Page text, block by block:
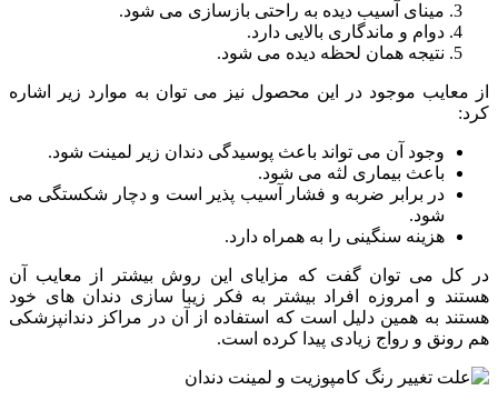
مینای آسیب دیده به راحتی بازسازی می شود.
دوام و ماندگاری بالایی دارد.
نتیجه همان لحظه دیده می شود.
از معایب موجود در این محصول نیز می توان به موارد زیر اشاره
کرد:
وجود آن می تواند باعث پوسیدگی دندان زیر لمینت شود.
باعث بیماری لثه می شود.
در برابر ضربه و فشار آسیب پذیر است و دچار شکستگی می
شود.
هزینه سنگینی را به همراه دارد.
در کل می توان گفت که مزایای این روش بیشتر از معایب آن
هستند و امروزه افراد بیشتر به فکر زیبا سازی دندان های خود
هستند به همین دلیل است که استفاده از آن در مراکز دندانپزشکی
هم رونق و رواج زیادی پیدا کرده است.